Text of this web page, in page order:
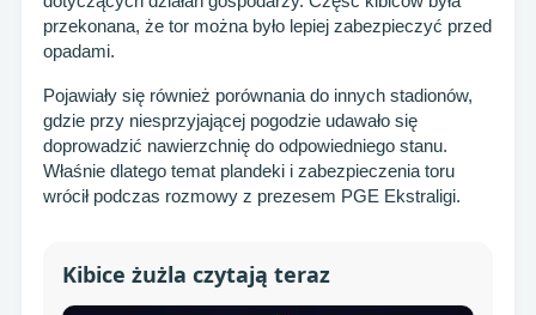
przekonana, że tor można było lepiej zabezpieczyć przed
opadami.
Pojawiały się również porównania do innych stadionów,
gdzie przy niesprzyjającej pogodzie udawało się
doprowadzić nawierzchnię do odpowiedniego stanu.
Właśnie dlatego temat plandeki i zabezpieczenia toru
wrócił podczas rozmowy z prezesem PGE Ekstraligi.
Kibice żużla czytają teraz